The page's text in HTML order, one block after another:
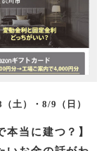
土）・8/9（日）
当に建つ？】